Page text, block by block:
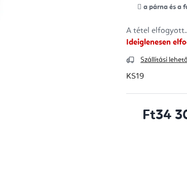
a párna és a
A tétel
Ideiglenesen
Szállítási
KS19
Ft34